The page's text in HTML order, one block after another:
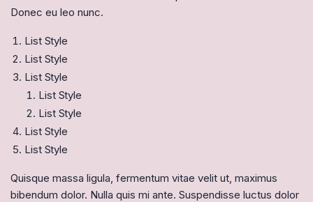
Donec eu leo nunc.
List Style
List Style
List Style
List Style
List Style
List Style
List Style
Quisque massa ligula, fermentum vitae velit ut, maximus
bibendum dolor. Nulla quis mi ante. Suspendisse luctus dolor